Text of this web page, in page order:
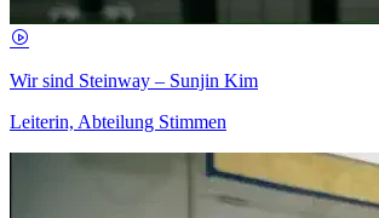
Wir sind Steinway – Sunjin Kim
Leiterin, Abteilung Stimmen